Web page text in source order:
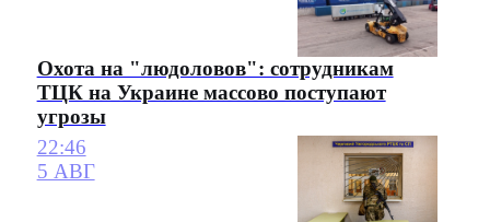
Охота на "людоловов": сотрудникам
ТЦК на Украине массово поступают
угрозы
22:46
5 АВГ